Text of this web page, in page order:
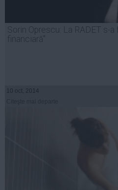
Sorin Oprescu: La RADET s-
financiară"
10 oct, 2014